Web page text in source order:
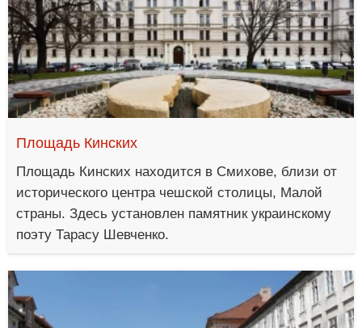
Площадь Кинских
Площадь Кинских находится в Смихове, близи от
исторического центра чешской столицы, Малой
страны. Здесь установлен памятник украинскому
поэту Тарасу Шевченко.